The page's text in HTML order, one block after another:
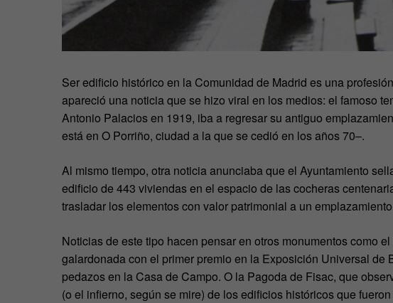
Ser edificio histórico en la Comunidad de Madrid es una
apareció una noticia que se hizo viral en los medios: el famoso
Antonio Palacios en 1919, iba a regresar su antiguo
está en O Porriño, ciudad a la que se cedió en los años 70–.
Al mismo tiempo, otra noticia anunciaba que el Ayuntamiento
edificio de 443 viviendas en el espacio de las cocheras
trasladar los elementos con valor patrimonial a un
Noticias de este tipo hacen pensar en otros monumentos como
galardonada con el primer premio en la Exposición Universal de
pedazos en la Casa de Campo. O la Pagoda de Fisac, que
(o el infierno, según se mire) de los edificios históricos que